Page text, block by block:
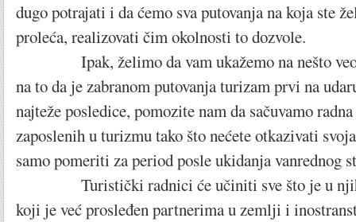
dugo potrajati i da ćemo sva putovanja na koja ste
proleća, realizovati čim okolnosti to dozvole.
Ipak, želimo da vam ukažemo na nešto
na to da je zabranom putovanja turizam prvi na
najteže posledice, pomozite nam da sačuvamo
zaposlenih u turizmu tako što nećete otkazivati
samo pomeriti za period posle ukidanja vanrednog
Turistički radnici će učiniti sve što je u
koji je već prosleđen partnerima u zemlji i